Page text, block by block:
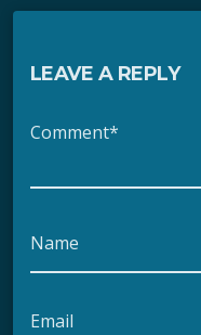
LEAVE A REPLY
Comment*
Name
Email